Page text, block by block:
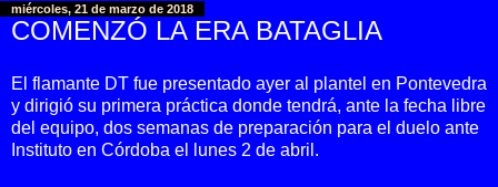
miércoles, 21 de marzo de 2018
COMENZÓ LA ERA BATAGLIA
El flamante DT fue presentado ayer al plantel en Pontevedra
y dirigió su primera práctica donde tendrá, ante la fecha libre
del equipo, dos semanas de preparación para el duelo ante
Instituto en Córdoba el lunes 2 de abril.